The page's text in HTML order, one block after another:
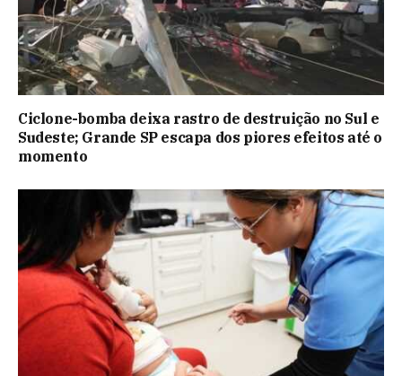
Ciclone-bomba deixa rastro de destruição no Sul e
Sudeste; Grande SP escapa dos piores efeitos até o
momento